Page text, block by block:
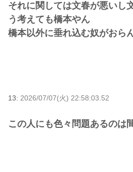
それに関しては文春が悪いし
う考えても橋本やん
橋本以外に垂れ込む奴がおら
13: 2026/07/07(火) 22:58:03.52
この人にも色々問題あるのは